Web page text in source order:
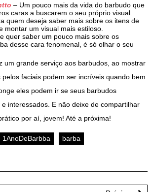
– Um pouco mais da vida do barbudo que
caras a buscarem o seu próprio visual.
quem deseja saber mais sobre os itens de
montar um visual mais estiloso.
quer saber um pouco mais sobre os
desse cara fenomenal, é só olhar o seu
um grande serviço aos barbudos, ao mostrar
faciais podem ser incríveis quando bem
eles podem ir se seus barbudos
interessados. E não deixe de compartilhar
por aí, jovem! Até a próxima!
1AnoDeBarbba barba